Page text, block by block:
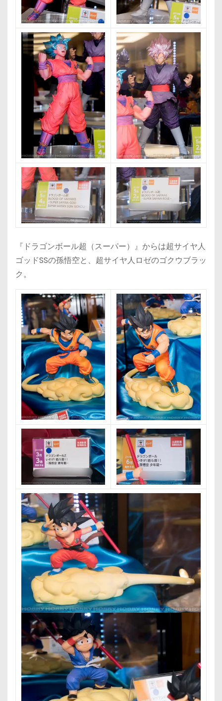
『ドラゴンボール超（スーパー）』からは超サイヤ人
ゴッドSSの孫悟空と、超サイヤ人ロゼのゴクウブラッ
ク。